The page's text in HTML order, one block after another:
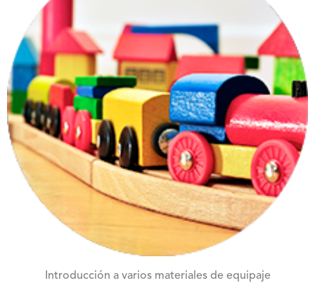
Introducción a varios materiales de equipaje